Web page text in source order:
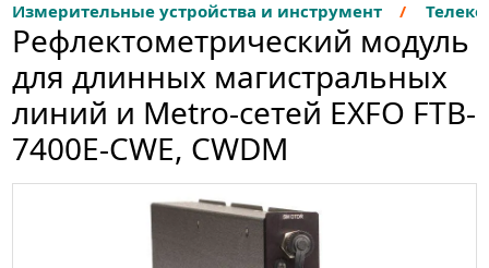
Измерительные устройства и инструмент
Рефлектометрический модуль
для длинных магистральных
линий и Metro-сетей EXFO FTB-
7400E-CWE, CWDM